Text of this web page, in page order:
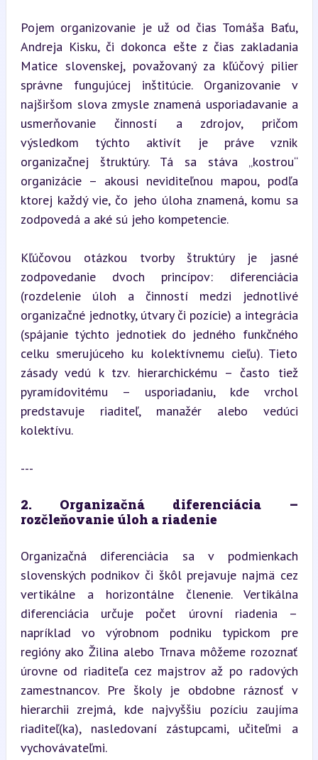
Pojem organizovanie je už od čias Tomáša Baťu,
Andreja Kisku, či dokonca ešte z čias zakladania
Matice slovenskej, považovaný za kľúčový pilier
správne fungujúcej inštitúcie. Organizovanie v
najširšom slova zmysle znamená usporiadavanie a
usmerňovanie činností a zdrojov, pričom
výsledkom týchto aktivít je práve vznik
organizačnej štruktúry. Tá sa stáva „kostrou“
organizácie – akousi neviditeľnou mapou, podľa
ktorej každý vie, čo jeho úloha znamená, komu sa
zodpovedá a aké sú jeho kompetencie.
Kľúčovou otázkou tvorby štruktúry je jasné
zodpovedanie dvoch princípov: diferenciácia
(rozdelenie úloh a činností medzi jednotlivé
organizačné jednotky, útvary či pozície) a integrácia
(spájanie týchto jednotiek do jedného funkčného
celku smerujúceho ku kolektívnemu cieľu). Tieto
zásady vedú k tzv. hierarchickému – často tiež
pyramídovitému – usporiadaniu, kde vrchol
predstavuje riaditeľ, manažér alebo vedúci
kolektívu.
---
2. Organizačná diferenciácia –
rozčleňovanie úloh a riadenie
Organizačná diferenciácia sa v podmienkach
slovenských podnikov či škôl prejavuje najmä cez
vertikálne a horizontálne členenie. Vertikálna
diferenciácia určuje počet úrovní riadenia –
napríklad vo výrobnom podniku typickom pre
regióny ako Žilina alebo Trnava môžeme rozoznať
úrovne od riaditeľa cez majstrov až po radových
zamestnancov. Pre školy je obdobne ráznosť v
hierarchii zrejmá, kde najvyššiu pozíciu zaujíma
riaditeľ(ka), nasledovaní zástupcami, učiteľmi a
vychovávateľmi.